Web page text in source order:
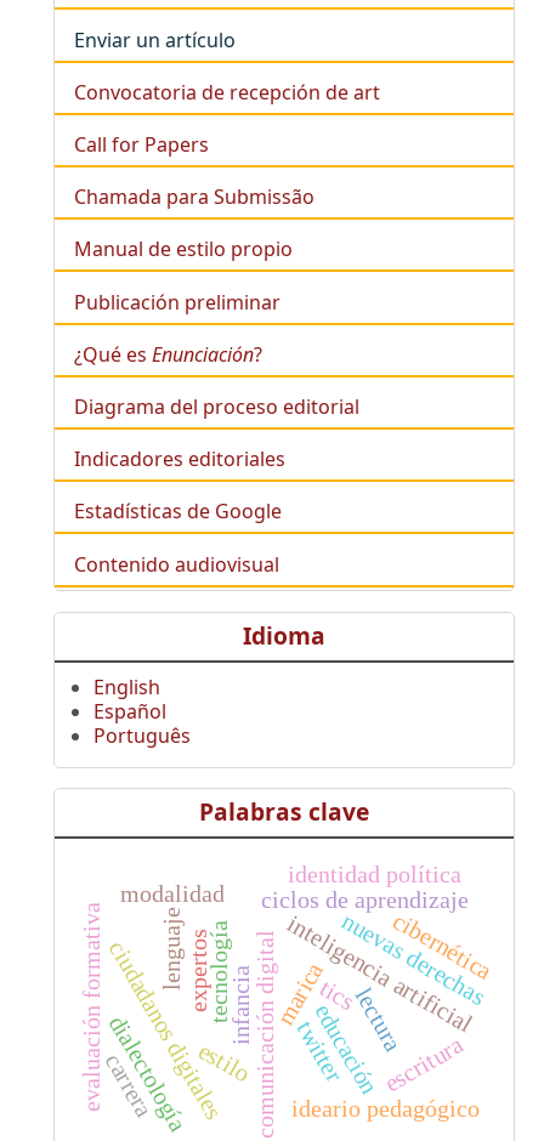
Enviar un artículo
Convocatoria de recepción de art
Call for Papers
Chamada para Submissão
Manual de estilo propio
Publicación preliminar
¿Qué es Enunciación?
Diagrama del proceso editorial
Indicadores editoriales
Estadísticas de Google
Contenido audiovisual
Idioma
English
Español
Português
Palabras clave
lenguaje tecnología comunicación digital educación
inteligencia artificial
tics
ciudadanos digitales ideario pedagógico
ciclos de aprendizaje
evaluación formativa
modalidad
estilo
identidad política
nuevas derechas
lectura
escritura
marica
dialectología twitter
infancia
cibernética
expertos
carrera